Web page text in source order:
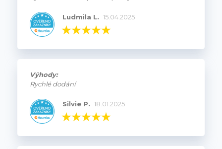
Ludmila L. 15.04.2025
Výhody:
Rychlé dodání
Silvie P. 18.01.2025